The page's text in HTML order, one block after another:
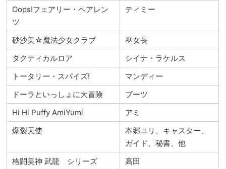
Oops!フェアリー・ペアレン
ツ
ティミー
砂沙美☆魔法少女クラブ
巫女長
タクティカルロア
シイナ・ラケルス
トータリー・スパイズ!
マンディー
ドーラといっしょに大冒険
ブーツ
Hi Hi Puffy AmiYumi
アミ
爆裂天使
本郷ユリ、キャスター、
ガイド、秘書、他
格闘美神 武龍 シリーズ
高田